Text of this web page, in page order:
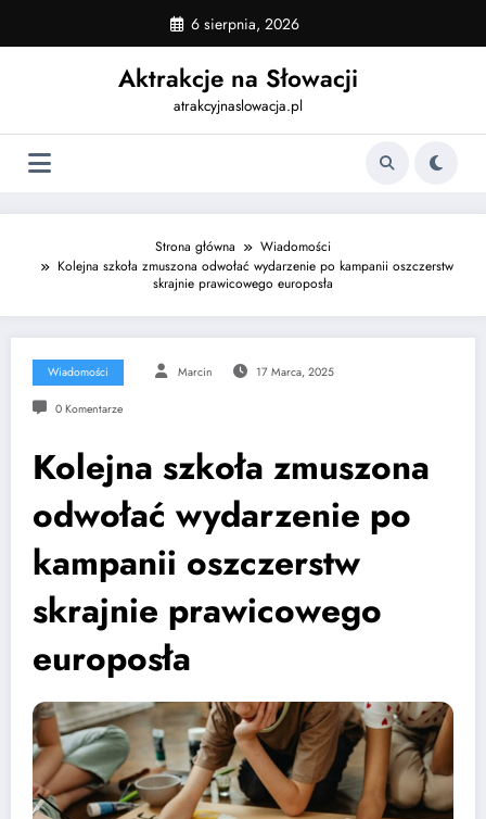
content
6 sierpnia, 2026
Aktrakcje na Słowacji
atrakcyjnaslowacja.pl
Strona główna
Wiadomości
Kolejna szkoła zmuszona odwołać wydarzenie po kampanii oszczerstw
skrajnie prawicowego europosła
Wiadomości Marcin 17 Marca, 2025
0 Komentarze
Kolejna szkoła zmuszona
odwołać wydarzenie po
kampanii oszczerstw
skrajnie prawicowego
europosła